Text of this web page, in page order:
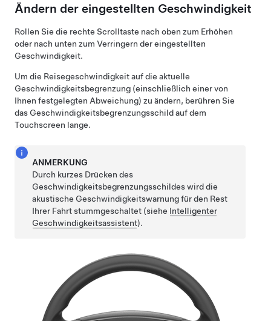
Ändern der eingestellten Geschwindigkeit
Rollen Sie die rechte Scrolltaste nach oben zum Erhöhen
oder nach unten zum Verringern der eingestellten
Geschwindigkeit.
Um die Reisegeschwindigkeit auf die aktuelle
Geschwindigkeitsbegrenzung (einschließlich einer von
Ihnen festgelegten Abweichung) zu ändern, berühren Sie
das Geschwindigkeitsbegrenzungsschild auf dem
Touchscreen lange.
ANMERKUNG
Durch kurzes Drücken des
Geschwindigkeitsbegrenzungsschildes wird die
akustische Geschwindigkeitswarnung für den Rest
Ihrer Fahrt stummgeschaltet (siehe Intelligenter
Geschwindigkeitsassistent).